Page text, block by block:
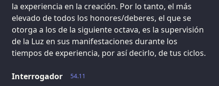
la experiencia en la creación. Por lo tanto, el más
elevado de todos los honores/deberes, el que se
otorga a los de la siguiente octava, es la supervisión
de la Luz en sus manifestaciones durante los
tiempos de experiencia, por así decirlo, de tus ciclos.
54.11
Interrogador